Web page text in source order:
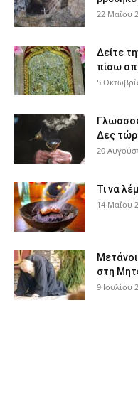
22 Μαΐου
Δείτε
πίσω
5
Δες
20
Τι να
14 Μαΐου
στη
9 Ιουλίου